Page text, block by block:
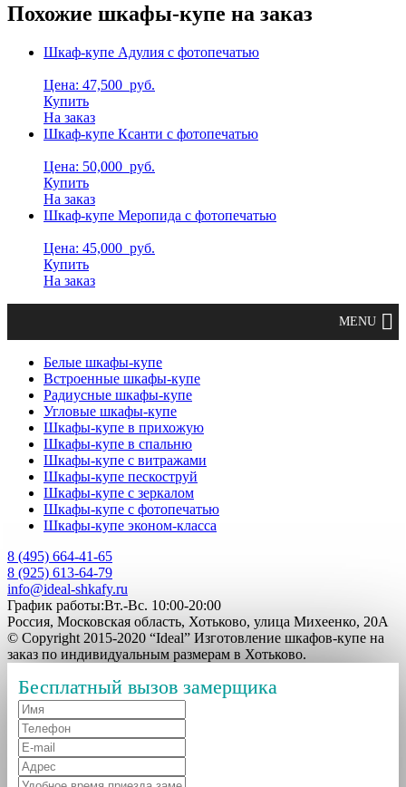
Похожие шкафы-купе на заказ
Шкаф-купе Адулия с фотопечатью
Цена: 47,500 руб.
Купить
На заказ
Шкаф-купе Ксанти с фотопечатью
Цена: 50,000 руб.
Купить
На заказ
Шкаф-купе Меропида с фотопечатью
Цена: 45,000 руб.
Купить
На заказ
Белые шкафы-купе
Встроенные шкафы-купе
Радиусные шкафы-купе
Угловые шкафы-купе
Шкафы-купе в прихожую
Шкафы-купе в спальню
Шкафы-купе с витражами
Шкафы-купе пескоструй
Шкафы-купе с зеркалом
Шкафы-купе с фотопечатью
Шкафы-купе эконом-класса
8 (495) 664-41-65
8 (925) 613-64-79
info@ideal-shkafy.ru
График работы:Вт.-Вс. 10:00-20:00
Россия, Московская область, Хотьково, улица Михеенко, 20А
© Copyright 2015-2020 “Ideal” Изготовление шкафов-купе на
заказ по индивидуальным размерам в Хотьково.
Бесплатный вызов замерщика